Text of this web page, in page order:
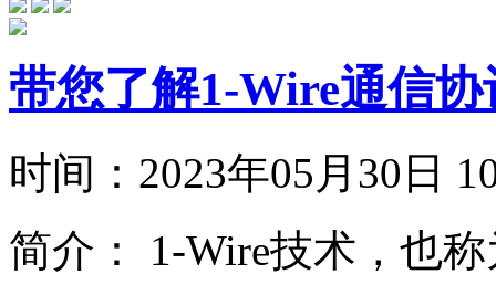
带您了解1-Wire通信
时间： 2023年05月30
简介：
1-Wire技术，也